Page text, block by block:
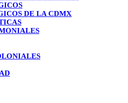
DE LA CDMX